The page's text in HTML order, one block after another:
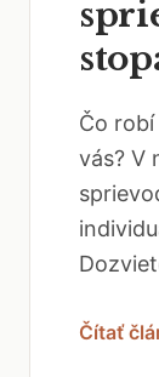
Čo
vás? V
Čítať